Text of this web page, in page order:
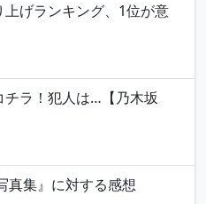
げランキング、1位が意
ラ！犯人は…【乃木坂
真集』に対する感想